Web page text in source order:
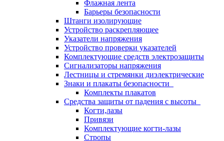
Флажная лента
Барьеры безопасности
Штанги изолирующие
Устройство раскрепляющее
Указатели напряжения
Устройство проверки указателей
Комплектующие средств электрозащиты
Сигнализаторы напряжения
Лестницы и стремянки диэлектрические
Знаки и плакаты безопасности
Комплекты плакатов
Средства защиты от падения с высоты
Когти,лазы
Привязи
Комплектующие когти-лазы
Стропы